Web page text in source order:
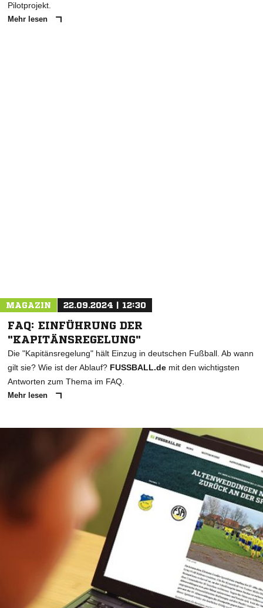
Pilotprojekt.
Mehr lesen
MAGAZIN 22.09.2024 | 12:30
FAQ: EINFÜHRUNG DER
"KAPITÄNSREGELUNG"
Die "Kapitänsregelung" hält Einzug in deutschen Fußball. Ab wann
gilt sie? Wie ist der Ablauf? FUSSBALL.de mit den wichtigsten
Antworten zum Thema im FAQ.
Mehr lesen